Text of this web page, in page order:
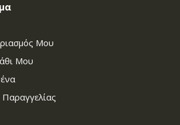
Μου
Μου
Παραγγελίας